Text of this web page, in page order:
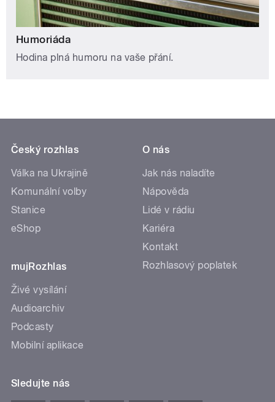
Humoriáda
Hodina plná humoru na vaše přání.
Český rozhlas
Válka na Ukrajině
Komunální volby
Stanice
eShop
mujRozhlas
Živé vysílání
Audioarchiv
Podcasty
Mobilní aplikace
O nás
Jak nás naladíte
Nápověda
Lidé v rádiu
Kariéra
Kontakt
Rozhlasový poplatek
Sledujte nás